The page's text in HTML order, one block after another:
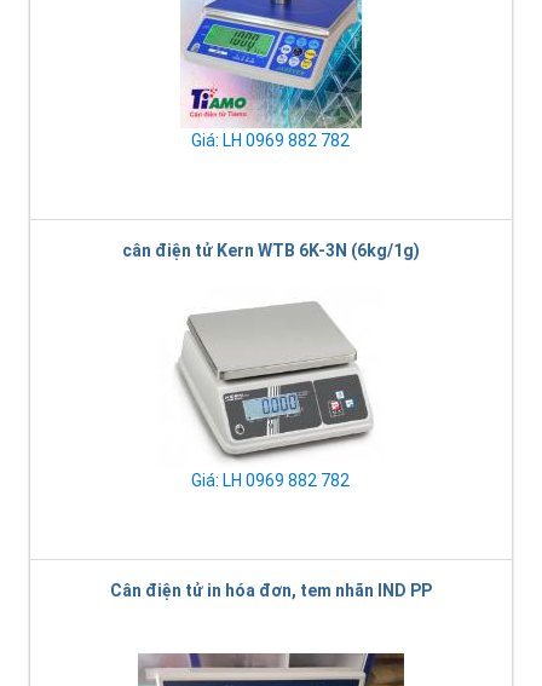
Giá: LH 0969 882 782
cân điện tử Kern WTB 6K-3N (6kg/1g)
Giá: LH 0969 882 782
Cân điện tử in hóa đơn, tem nhãn IND PP